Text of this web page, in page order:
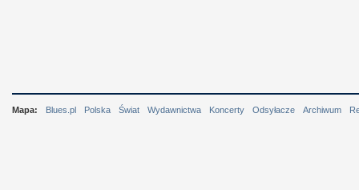
Mapa: Blues.pl Polska Świat Wydawnictwa Koncerty Odsyłacze Archiwum